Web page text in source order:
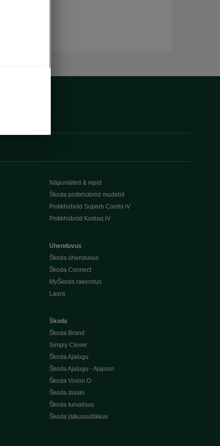
Näpunäited & nipid
Škoda pistikhübriid mudelid
Pistikhübriid Superb Combi iV
Pistikhübriid Kodiaq iV
Ühenduvus
Škoda ühenduvus
Škoda Connect
MyŠkoda rakendus
Laura
Škoda
Škoda Brand
Simply Clever
Škoda Ajalugu
Škoda Ajalugu - Ajajoon
Škoda Vision O
Škoda disain
Škoda turvalisus
Škoda jätkusuutlikkus